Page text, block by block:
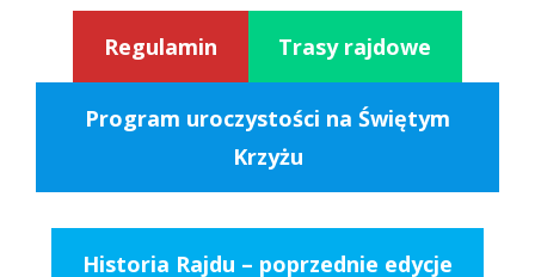
Regulamin Trasy rajdowe
Program uroczystości na Świętym
Krzyżu
Historia Rajdu – poprzednie edycje